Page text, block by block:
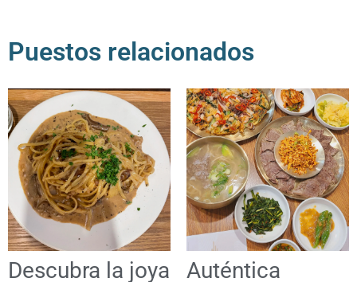
Puestos relacionados
Descubra la joya
Auténtica